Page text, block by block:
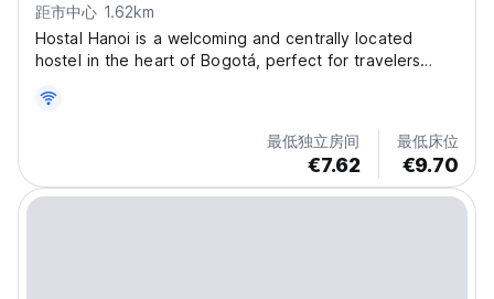
距市中心 1.62km
Hostal Hanoi is a welcoming and centrally located
hostel in the heart of Bogotá, perfect for travelers
Colombia’s capital. Situated just a short walk from major
最低独立房间
€7.62
最低床位
€9.70